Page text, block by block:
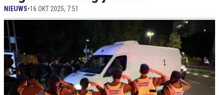
NIEUWS•16 OKT 2025, 7:51